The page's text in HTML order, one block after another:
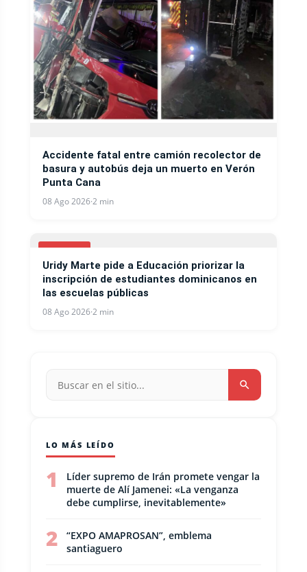
Accidente fatal entre camión recolector de
basura y autobús deja un muerto en Verón
Punta Cana
08 Ago 2026·2 min
LOCALES
Uridy Marte pide a Educación priorizar la
inscripción de estudiantes dominicanos en
las escuelas públicas
08 Ago 2026·2 min
LO MÁS LEÍDO
1
Líder supremo de Irán promete vengar la
muerte de Alí Jamenei: «La venganza
debe cumplirse, inevitablemente»
2
“EXPO AMAPROSAN”, emblema
santiaguero